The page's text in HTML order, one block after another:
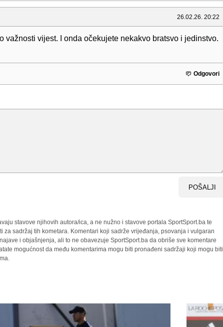
26.02.26. 20:22
važnosti vijest. I onda očekujete nekakvo bratsvo i jedinstvo.
Odgovori
POŠALJI
stavove njihovih autora/ica, a ne nužno i stavove portala SportSport.ba te
za sadržaj tih kometara. Komentari koji sadrže vrijeđanja, psovanja i vulgaran
i objašnjenja, ali to ne obavezuje SportSport.ba da obriše sve komentare
mogućnost da među komentarima mogu biti pronađeni sadržaji koji mogu biti